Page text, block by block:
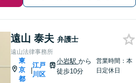
遠山 泰夫 弁護士
遠山法律事務所
東
京
都
|
江戸
川区
小岩駅から
徒歩10分
営業時間：本
日定休日